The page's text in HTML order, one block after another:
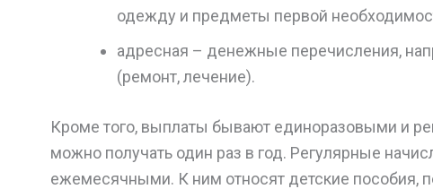
одежду и предметы первой
адресная – денежные перечисления,
(ремонт, лечение).
Кроме того, выплаты бывают единоразовыми и
можно получать один раз в год. Регулярные
ежемесячными. К ним относят детские пособия,